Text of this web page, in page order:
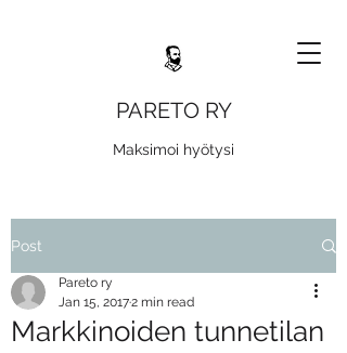
PARETO RY
Maksimoi hyötysi
Post
Markkinoiden tunnetilan
Pareto ry
Jan 15, 20172 min read